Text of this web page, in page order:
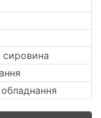
сировина